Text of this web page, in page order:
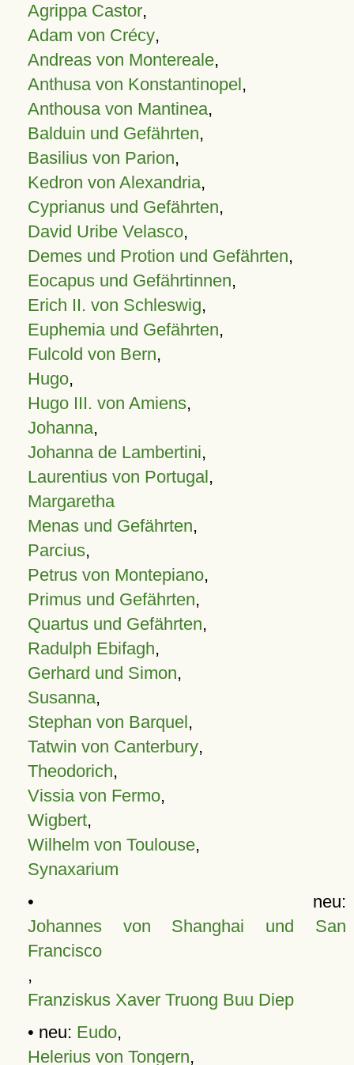
Agrippa Castor,
Adam von Crécy,
Andreas von Montereale,
Anthusa von Konstantinopel,
Anthousa von Mantinea,
Balduin und Gefährten,
Basilius von Parion,
Kedron von Alexandria,
Cyprianus und Gefährten,
David Uribe Velasco,
Demes und Protion und Gefährten,
Eocapus und Gefährtinnen,
Erich II. von Schleswig,
Euphemia und Gefährten,
Fulcold von Bern,
Hugo,
Hugo III. von Amiens,
Johanna,
Johanna de Lambertini,
Laurentius von Portugal,
Margaretha
Menas und Gefährten,
Parcius,
Petrus von Montepiano,
Primus und Gefährten,
Quartus und Gefährten,
Radulph Ebifagh,
Gerhard und Simon,
Susanna,
Stephan von Barquel,
Tatwin von Canterbury,
Theodorich,
Vissia von Fermo,
Wigbert,
Wilhelm von Toulouse,
Synaxarium
• neu:
Johannes von Shanghai und San
Francisco
,
Franziskus Xaver Truong Buu Diep
• neu: Eudo,
Helerius von Tongern,